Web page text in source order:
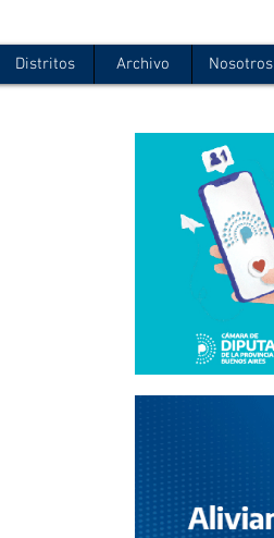
Distritos Archivo Nosotros